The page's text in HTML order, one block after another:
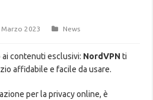
Marzo 2023
News
contenuti esclusivi: NordVPNti
affidabile e facile da usare.
per la privacy online, è